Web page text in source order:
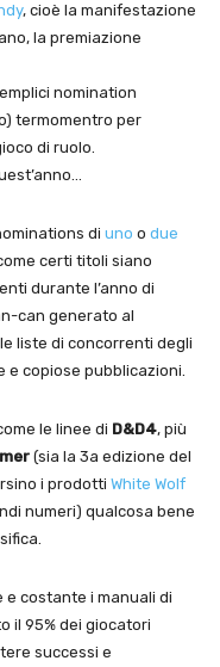
, cioè la manifestazione
la premiazione
nomination
termomentro per
di ruolo.
di uno o due
certi titoli siano
durante l’anno di
can generato al
liste di concorrenti degli
e copiose pubblicazioni.
le linee di D&D4, più
(sia la 3a edizione del
i prodotti White Wolf
numeri) qualcosa bene
costante i manuali di
il 95% dei giocatori
successi e